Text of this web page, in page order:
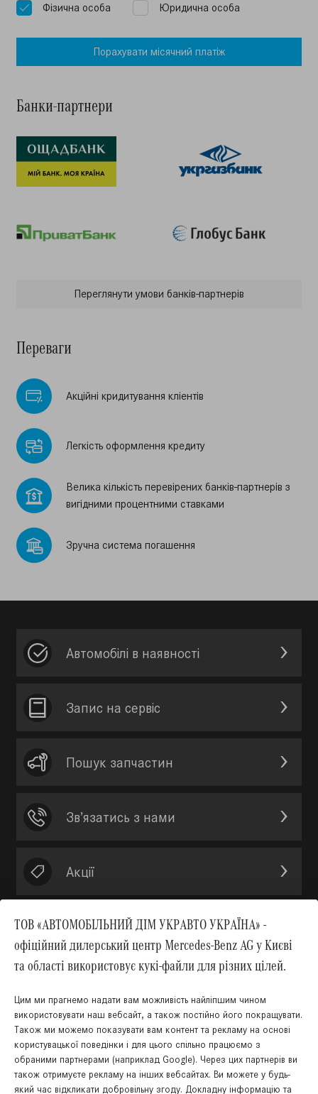
Фiзична особа Юридична особа
Порахувати мiсячний платiж
Банки-партнери
Переглянути умови банкiв-партнерiв
Переваги
Акцiйнi кридитування клiентiв
Легкiсть оформлення кредиту
Велика кiлькiсть перевiрених банкiв-партнерiв з
вигiдними процентними ставками
Зручна система погашення
ТОВ «АВТОМОБІЛЬНИЙ ДІМ УКРАВТО УКРАЇНА» -
офіційний дилерський центр Mercedes-Benz AG у Києві
та області використовує кукі-файли для різних цілей.
Цим ми прагнемо надати вам можливість найліпшим чином
використовувати наш вебсайт, а також постійно його покращувати.
Також ми можемо показувати вам контент та рекламу на основі
користувацької поведінки і для цього спільно працюємо з
обраними партнерами (наприклад Google). Через цих партнерів ви
також отримуєте рекламу на інших вебсайтах. Ви можете у будь-
який час відкликати добровільну згоду. Докладну інформацію та
Автомобілі в наявності
Запис на сервic
Пошук запчастин
Зв’язатись з нами
Акції
Вгору